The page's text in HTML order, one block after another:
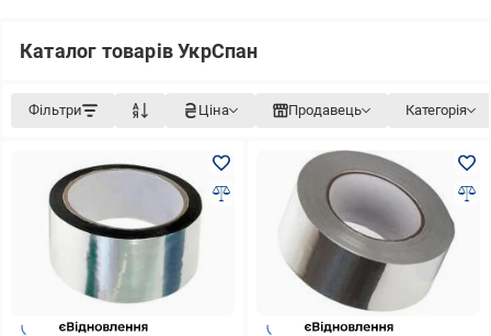
Каталог товарів УкрСпан
Фільтри Ціна Продавець Категорія